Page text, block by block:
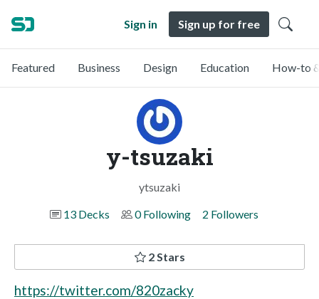
Sign in Sign up for free
Featured Business Design Education How-to
y-tsuzaki
ytsuzaki
13 Decks
0 Following 2 Followers
2 Stars
https://twitter.com/820zacky